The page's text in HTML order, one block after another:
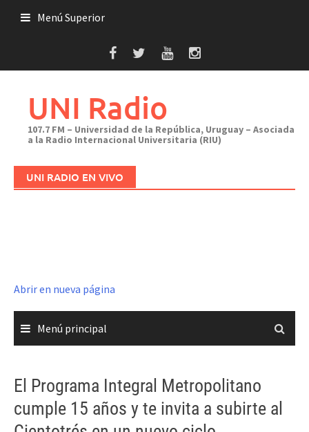
Menú Superior
UNI Radio
107.7 FM – Universidad de la República, Uruguay – Asociada
a la Radio Internacional Universitaria (RIU)
UNI RADIO EN VIVO
Abrir en nueva página
Menú principal
El Programa Integral Metropolitano
cumple 15 años y te invita a subirte al